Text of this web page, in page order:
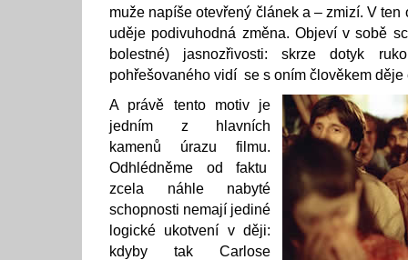
muže napíše otevřený článek a – zmizí. V ten
uděje podivuhodná změna. Objeví v sobě
bolestné) jasnozřivosti: skrze dotyk
pohřešovaného vidí se s oním člověkem děje
A právě tento motiv je
jedním z hlavních
kamenů úrazu filmu.
Odhlédněme od faktu
zcela náhle nabyté
schopnosti nemají jediné
logické ukotvení v ději:
kdyby tak Carlose